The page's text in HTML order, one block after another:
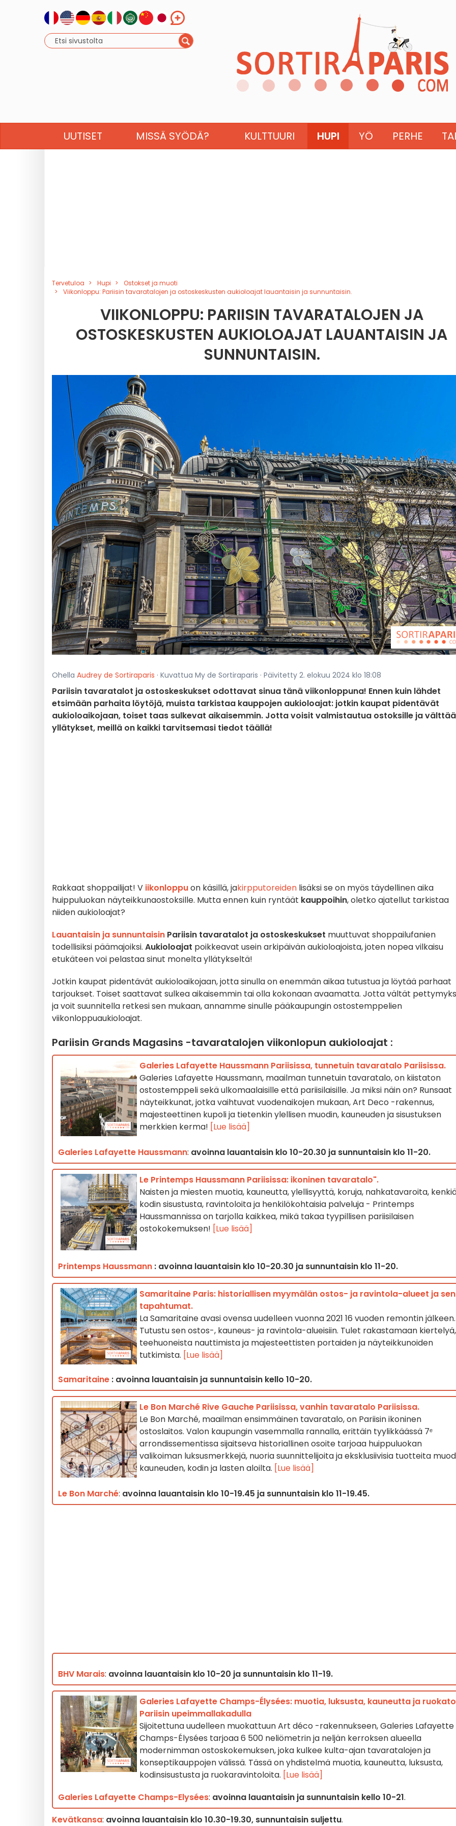
UUTISET MISSÄ SYÖDÄ? KULTTUURI HUPI YÖ PERHE
Tervetuloa Hupi
Ostokset ja muoti
Viikonloppu: Pariisin tavaratalojen ja ostoskeskusten aukioloajat lauantaisin ja sunnuntaisin.
VIIKONLOPPU: PARIISIN TAVARATALOJEN JA
OSTOSKESKUSTEN AUKIOLOAJAT LAUANTAISIN JA
SUNNUNTAISIN.
Ohella Audrey de Sortiraparis · Kuvattua My de Sortiraparis · Päivitetty 2. elokuu 2024 klo 18:08
Pariisin tavaratalot ja ostoskeskukset odottavat sinua tänä viikonloppuna! Ennen kuin lähdet
etsimään parhaita löytöjä, muista tarkistaa kauppojen aukioloajat: jotkin kaupat pidentävät
aukioloaikojaan, toiset taas sulkevat aikaisemmin. Jotta voisit valmistautua ostoksille ja välttää
yllätykset, meillä on kaikki tarvitsemasi tiedot täällä!
Rakkaat shoppailijat! V iikonloppuon käsillä, jakirpputoreiden lisäksi se on myös täydellinen aika
huippuluokan näyteikkunaostoksille. Mutta ennen kuin ryntäät kauppoihin, oletko ajatellut tarkistaa
niiden aukioloajat?
Lauantaisin ja sunnuntaisin Pariisin tavaratalot ja ostoskeskukset muuttuvat shoppailufanien
todellisiksi päämajoiksi. Aukioloajat poikkeavat usein arkipäivän aukioloajoista, joten nopea vilkaisu
etukäteen voi pelastaa sinut monelta yllätykseltä!
Jotkin kaupat pidentävät aukioloaikojaan, jotta sinulla on enemmän aikaa tutustua ja löytää parhaat
tarjoukset. Toiset saattavat sulkea aikaisemmin tai olla kokonaan avaamatta. Jotta vältät
ja voit suunnitella retkesi sen mukaan, annamme sinulle pääkaupungin ostostemppelien
viikonloppuaukioloajat.
Pariisin Grands Magasins -tavaratalojen viikonlopun aukioloajat :
Galeries Lafayette Haussmann Pariisissa, tunnetuin tavaratalo Pariisissa.
Galeries Lafayette Haussmann, maailman tunnetuin tavaratalo, on kiistaton
ostostemppeli sekä ulkomaalaisille että pariisilaisille. Ja miksi näin on? Runsaat
näyteikkunat, jotka vaihtuvat vuodenaikojen mukaan, Art Deco -rakennus,
majesteettinen kupoli ja tietenkin ylellisen muodin, kauneuden ja sisustuksen
merkkien kerma! [Lue lisää]
Galeries Lafayette Haussmann: avoinna lauantaisin klo 10-20.30 ja sunnuntaisin klo 11-20.
Le Printemps Haussmann Pariisissa: ikoninen tavaratalo".
Naisten ja miesten muotia, kauneutta, ylellisyyttä, koruja, nahkatavaroita,
kodin sisustusta, ravintoloita ja henkilökohtaisia palveluja - Printemps
Haussmannissa on tarjolla kaikkea, mikä takaa tyypillisen pariisilaisen
ostokokemuksen! [Lue lisää]
Printemps Haussmann : avoinna lauantaisin klo 10-20.30 ja sunnuntaisin klo 11-20.
Samaritaine Paris: historiallisen myymälän ostos- ja ravintola-alueet ja sen
tapahtumat.
La Samaritaine avasi ovensa uudelleen vuonna 2021 16 vuoden remontin jälkeen.
Tutustu sen ostos-, kauneus- ja ravintola-alueisiin. Tulet rakastamaan kiertelyä,
teehuoneista nauttimista ja majesteettisten portaiden ja näyteikkunoiden
tutkimista. [Lue lisää]
Samaritaine : avoinna lauantaisin ja sunnuntaisin kello 10-20.
Le Bon Marché Rive Gauche Pariisissa, vanhin tavaratalo Pariisissa.
Le Bon Marché, maailman ensimmäinen tavaratalo, on Pariisin ikoninen
ostoslaitos. Valon kaupungin vasemmalla rannalla, erittäin tyylikkäässä 7ᵉ
arrondissementissa sijaitseva historiallinen osoite tarjoaa huippuluokan
valikoiman luksusmerkkejä, nuoria suunnittelijoita ja eksklusiivisia tuotteita
kauneuden, kodin ja lasten aloilta. [Lue lisää]
Le Bon Marché: avoinna lauantaisin klo 10-19.45 ja sunnuntaisin klo 11-19.45.
BHV Marais: avoinna lauantaisin klo 10-20 ja sunnuntaisin klo 11-19.
Galeries Lafayette Champs-Élysées: muotia, luksusta, kauneutta ja
Pariisin upeimmallakadulla
Sijoitettuna uudelleen muokattuun Art déco -rakennukseen, Galeries Lafayette
Champs-Élysées tarjoaa 6 500 neliömetrin ja neljän kerroksen alueella
modernimman ostoskokemuksen, joka kulkee kulta-ajan tavaratalojen ja
konseptikauppojen välissä. Tässä on yhdistelmä muotia, kauneutta, luksusta,
kodinsisustusta ja ruokaravintoloita. [Lue lisää]
Galeries Lafayette Champs-Elysées: avoinna lauantaisin ja sunnuntaisin kello 10-21.
Kevätkansa: avoinna lauantaisin klo 10.30-19.30, sunnuntaisin suljettu.